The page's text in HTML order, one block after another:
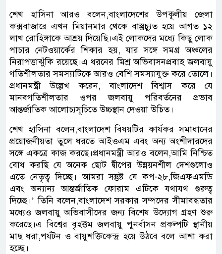
শেখ হাসিনা আরও বলেন,বাংলাদেশের উপকূলীয় জেলা
কক্সবাজারে এখন মিয়ানমার থেকে বাস্তুচ্যুত হয়ে আগত ১২
লাখ রোহিঙ্গাকে আশ্রয় দিয়েছি।এই লোকদের মধ্যে কিছু লোক
পাচার নেটওয়ার্কের শিকার হয়, যার সঙ্গে সমগ্র অঞ্চলের
নিরাপত্তাঝুঁকি রয়েছে।এ ধরনের মিশ্র অভিবাসনপ্রবাহ জলবায়ু
গতিশীলতার সমস্যাটিকে আরও বেশি সমস্যাযুক্ত করে তোলে।
প্রধানমন্ত্রী উল্লেখ করেন, বাংলাদেশ বিশ্বাস করে যে
মানবগতিশীলতার ওপর জলবায়ু পরিবর্তনের প্রভাব
আন্তর্জাতিক আলোচ্যসূচিতে উচ্চস্থান দেওয়া উচিত।
শেখ হাসিনা বলেন,বাংলাদেশ বিষয়টির কার্যকর সমাধানের
প্রয়োজনীয়তা তুলে ধরতে আইওএম এবং অন্য অংশীদারদের
সঙ্গে একত্রে কাজ করছে।প্রধানমন্ত্রী আরও বলেন,আমি নিশ্চিত
বোধ করছি যে অনেক ছোট দ্বীপের উন্নয়নশীল দেশগুলোও
এতে নেতৃত্ব দিচ্ছে। আমরা সন্তুষ্ট যে কপ-২৮,জিএফএমডি
এবং অন্যান্য আন্তর্জাতিক ফোরাম এটিকে যথাযথ গুরুত্ব
দিচ্ছে।’ তিনি বলেন,বাংলাদেশ সরকার সম্পদের সীমাবদ্ধতার
মধ্যেও জলবায়ু অভিবাসীদের জন্য বিশেষ উদ্যোগ গ্রহণ শুরু
করেছে।এ বিশ্বের বৃহত্তম জলবায়ু পুনর্বাসন প্রকল্পটি স্থানীয়
মাছ ধরা,পর্যটন ও বায়ুশক্তিকেন্দ্র হয়ে উঠবে বলে আশা করা
হচ্ছে।